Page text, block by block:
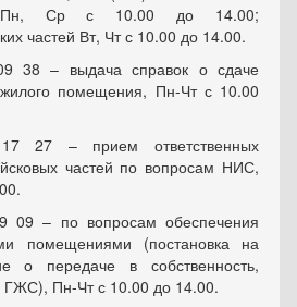
Пн, Ср с 10.00 до 14.00;
частей Вт, Чт с 10.00 до 14.00.
38 – выдача справок о сдаче
жилого помещения, Пн-Чт с 10.00
27 – прием ответственных
частей по вопросам НИС,
09 – по вопросам обеспечения
помещениями (постановка на
о передаче в собственность,
Пн-Чт с 10.00 до 14.00.